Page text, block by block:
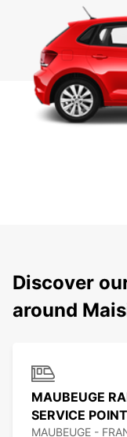
Discover
around
MAUBEUGE
SERVICE POINT
MAUBEUGE -